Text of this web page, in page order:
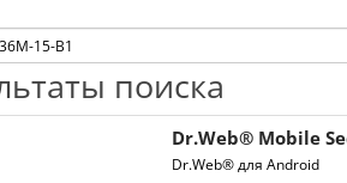
поиска
Dr.Web® Mobile
Dr.Web® для Android